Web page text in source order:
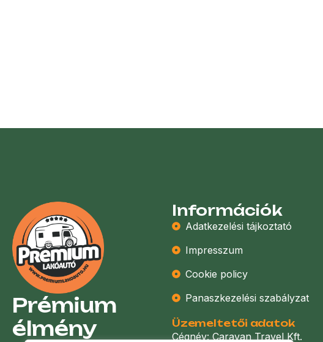
Prémium
élmény
Információk
Adatkezelési tájkoztató
Impresszum
Cookie policy
Panaszkezelési szabályzat
Üzemeltetői adatok
Cégnév: Caravan Travel Kft.